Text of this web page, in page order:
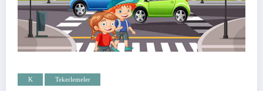
K Tekerlemeler